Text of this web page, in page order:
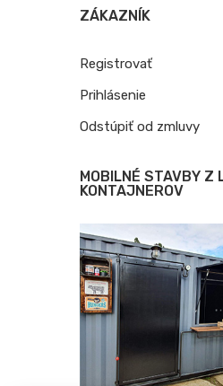
ZÁKAZNÍK
Registrovať
Prihlásenie
Odstúpiť od zmluvy
MOBILNÉ STAVBY Z
KONTAJNEROV